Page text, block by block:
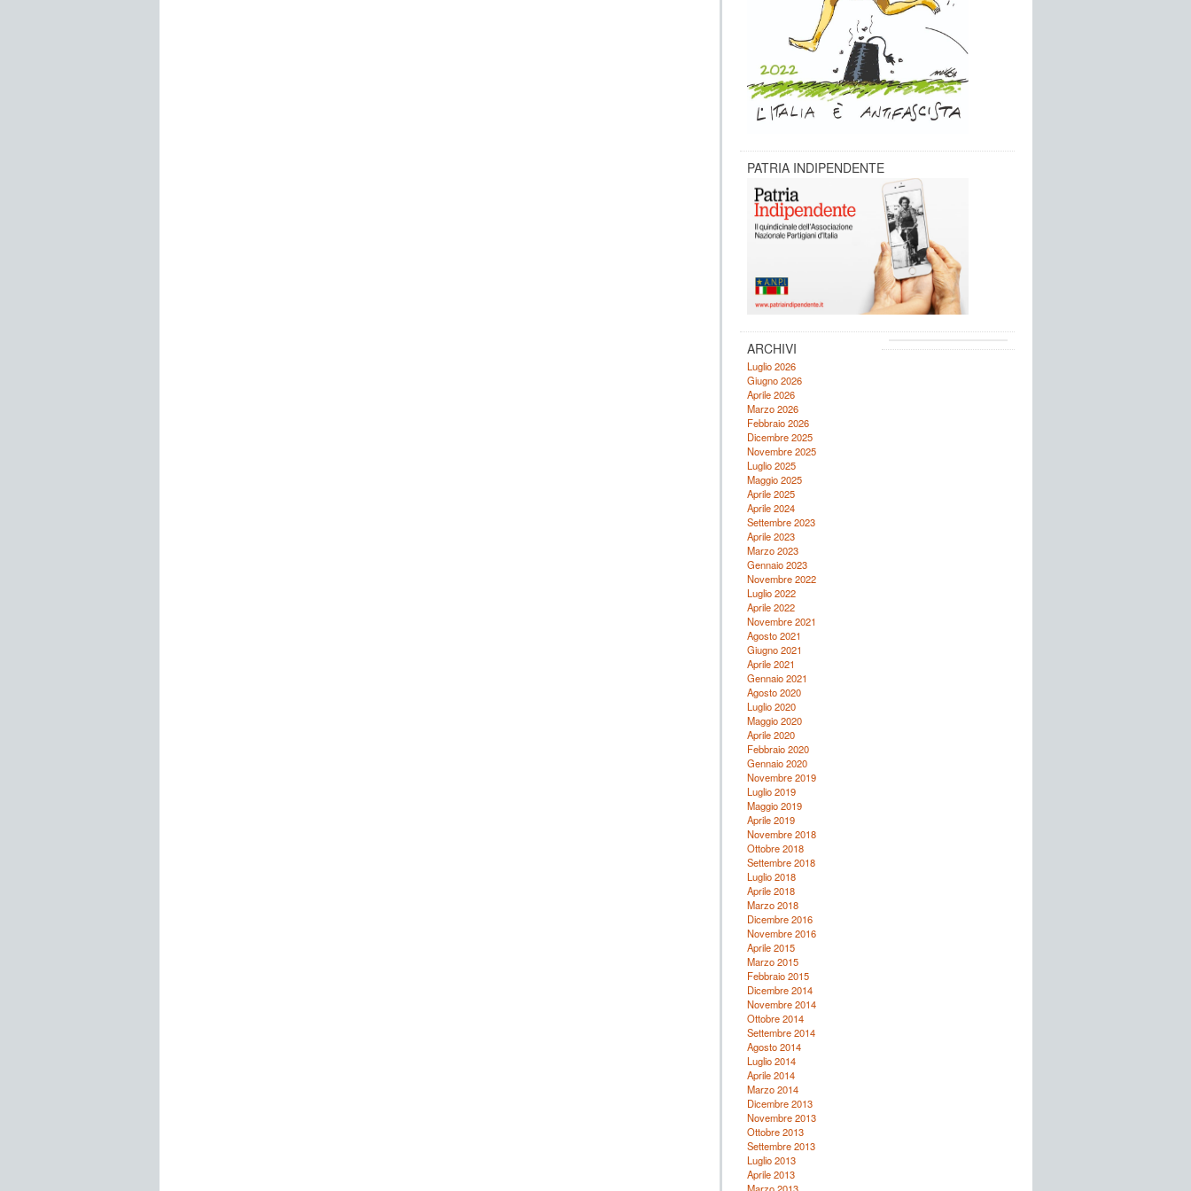
PATRIA INDIPENDENTE
ARCHIVI
Luglio 2026
Giugno 2026
Aprile 2026
Marzo 2026
Febbraio 2026
Dicembre 2025
Novembre 2025
Luglio 2025
Maggio 2025
Aprile 2025
Aprile 2024
Settembre 2023
Aprile 2023
Marzo 2023
Gennaio 2023
Novembre 2022
Luglio 2022
Aprile 2022
Novembre 2021
Agosto 2021
Giugno 2021
Aprile 2021
Gennaio 2021
Agosto 2020
Luglio 2020
Maggio 2020
Aprile 2020
Febbraio 2020
Gennaio 2020
Novembre 2019
Luglio 2019
Maggio 2019
Aprile 2019
Novembre 2018
Ottobre 2018
Settembre 2018
Luglio 2018
Aprile 2018
Marzo 2018
Dicembre 2016
Novembre 2016
Aprile 2015
Marzo 2015
Febbraio 2015
Dicembre 2014
Novembre 2014
Ottobre 2014
Settembre 2014
Agosto 2014
Luglio 2014
Aprile 2014
Marzo 2014
Dicembre 2013
Novembre 2013
Ottobre 2013
Settembre 2013
Luglio 2013
Aprile 2013